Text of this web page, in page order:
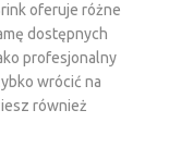
oferuje różne
dostępnych
profesjonalny
wrócić na
również